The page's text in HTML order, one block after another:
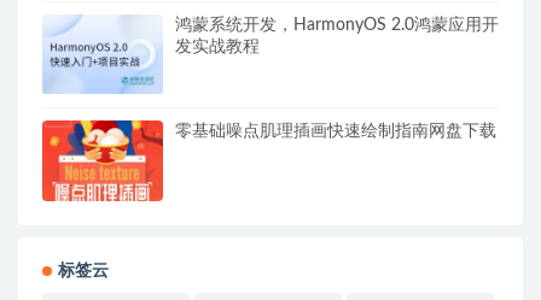
鸿蒙系统开发，HarmonyOS 2.0鸿蒙应用开
发实战教程
零基础噪点肌理插画快速绘制指南网盘下载
标签云